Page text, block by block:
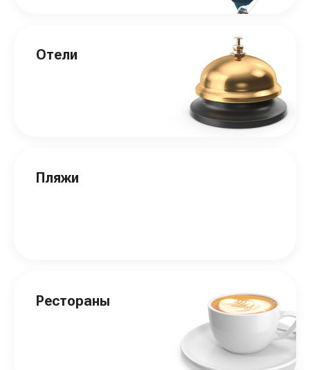
Отели
Пляжи
Рестораны